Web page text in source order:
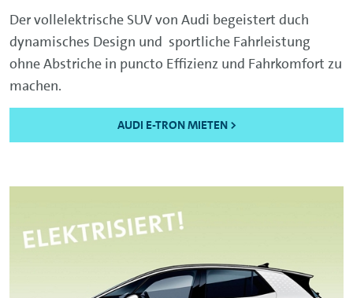
Der vollelektrische SUV von Audi begeistert duch
dynamisches Design und sportliche Fahrleistung
ohne Abstriche in puncto Effizienz und Fahrkomfort zu
machen.
AUDI E-TRON MIETEN >